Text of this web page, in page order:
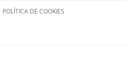
POLÍTICA DE COOKIES